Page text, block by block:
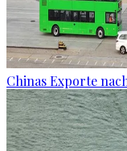
Chinas Exporte